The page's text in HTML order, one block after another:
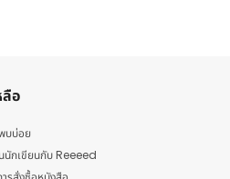
ลือ
บบ่อย
นักเขียนกับ Reeeed